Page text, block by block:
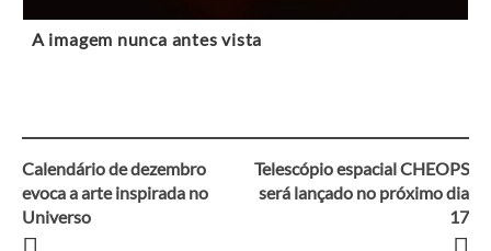
A imagem nunca antes vista
Navegação
entre
Calendário de dezembro
evoca a arte inspirada no
Universo
Telescópio espacial CHEOPS
será lançado no próximo dia
17